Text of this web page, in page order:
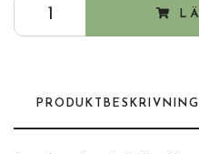
PRODUKTBESKRIVNING